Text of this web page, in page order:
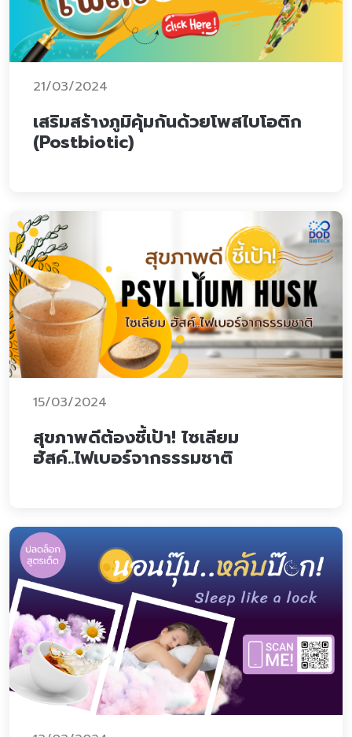
21/03/2024
เสริมสร้างภูมิคุ้มกันด้วยโพสไบโอติก
(Postbiotic)
15/03/2024
สุขภาพดีต้องชี้เป้า! ไซเลียม
ฮัสค์..ไฟเบอร์จากธรรมชาติ